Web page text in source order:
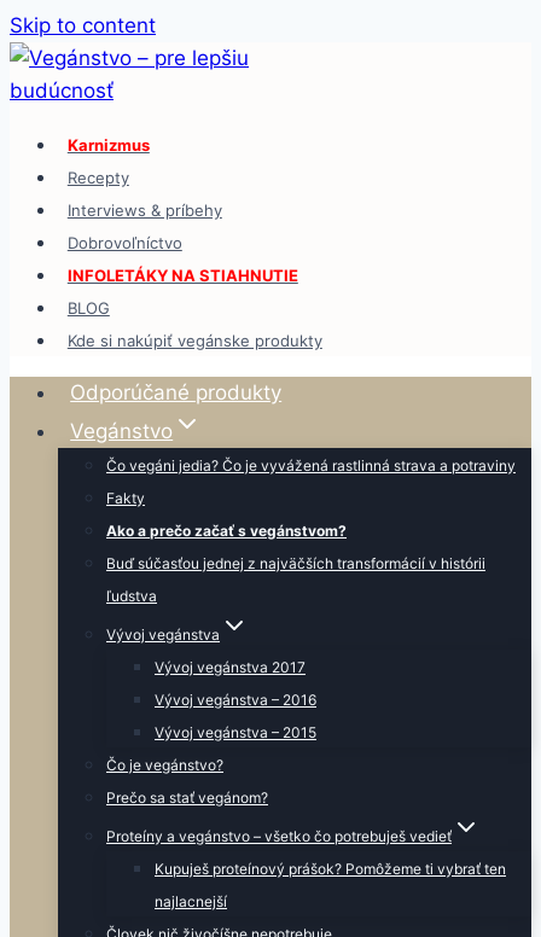
Skip to content
Karnizmus
Recepty
Interviews & príbehy
Dobrovoľníctvo
INFOLETÁKY NA STIAHNUTIE
BLOG
Kde si nakúpiť vegánske produkty
Odporúčané produkty
Vegánstvo
Čo vegáni jedia? Čo je vyvážená rastlinná strava a potraviny
Fakty
Ako a prečo začať s vegánstvom?
Buď súčasťou jednej z najväčších transformácií v histórii
ľudstva
Vývoj vegánstva
Vývoj vegánstva 2017
Vývoj vegánstva – 2016
Vývoj vegánstva – 2015
Čo je vegánstvo?
Prečo sa stať vegánom?
Proteíny a vegánstvo – všetko čo potrebuješ vedieť
Kupuješ proteínový prášok? Pomôžeme ti vybrať ten
najlacnejší